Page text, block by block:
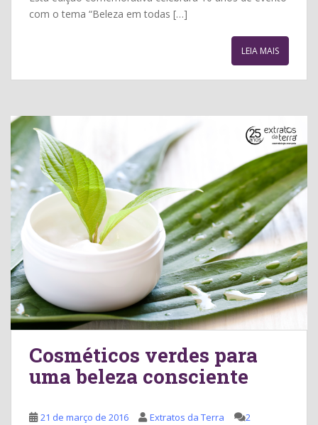
com o tema “Beleza em todas […]
LEIA MAIS
Cosméticos verdes para
uma beleza consciente
21 de março de 2016 Extratos da Terra
2